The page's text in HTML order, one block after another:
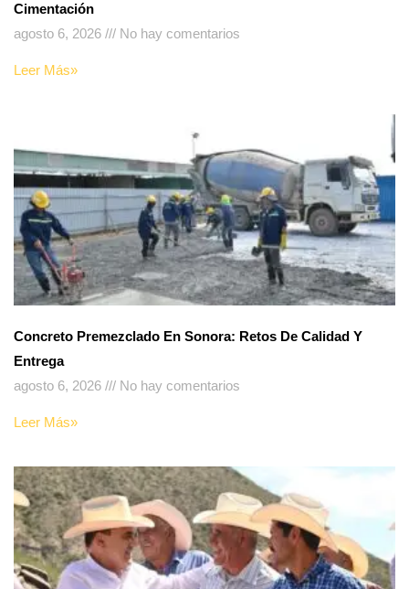
Cimentación
agosto 6, 2026
No hay comentarios
Leer Más»
Concreto Premezclado En Sonora: Retos De Calidad Y
Entrega
agosto 6, 2026
No hay comentarios
Leer Más»